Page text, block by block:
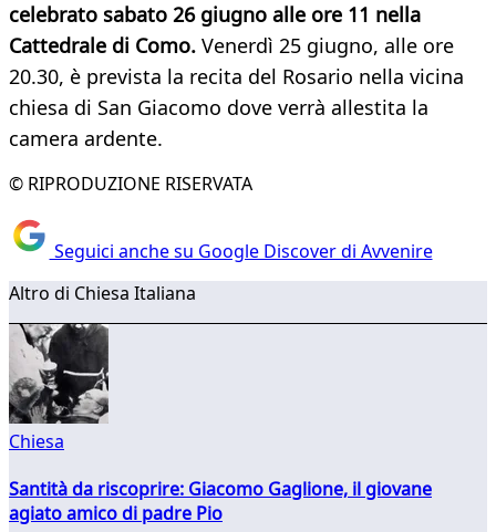
celebrato sabato 26 giugno alle ore 11 nella
Cattedrale di Como. Venerdì 25 giugno, alle ore
20.30, è prevista la recita del Rosario nella vicina
chiesa di San Giacomo dove verrà allestita la
camera ardente.
© RIPRODUZIONE RISERVATA
Seguici anche su Google Discover di Avvenire
Altro di Chiesa Italiana
Chiesa
Santità da riscoprire: Giacomo Gaglione, il giovane
agiato amico di padre Pio